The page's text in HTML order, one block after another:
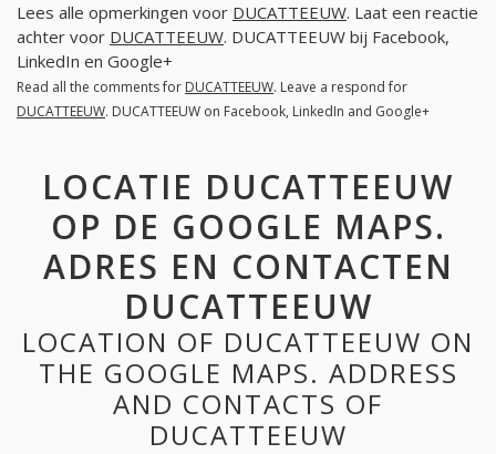
Lees alle opmerkingen voor DUCATTEEUW. Laat een reactie
achter voor DUCATTEEUW. DUCATTEEUW bij Facebook,
LinkedIn en Google+
Read all the comments for DUCATTEEUW. Leave a respond for
DUCATTEEUW. DUCATTEEUW on Facebook, LinkedIn and Google+
LOCATIE DUCATTEEUW
OP DE GOOGLE MAPS.
ADRES EN CONTACTEN
DUCATTEEUW
LOCATION OF DUCATTEEUW ON
THE GOOGLE MAPS. ADDRESS
AND CONTACTS OF
DUCATTEEUW